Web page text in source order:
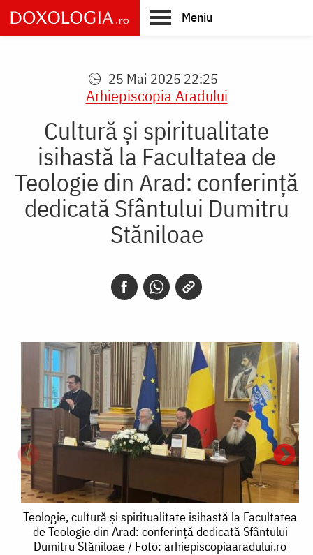
Skip
to
main
Meniu
25 Mai 2025 22:25
Arhiepiscopia Aradului
Cultură și spiritualitate
isihastă la Facultatea de
Teologie din Arad: conferință
dedicată Sfântului Dumitru
Stăniloae
Teologie,
cultură
Teologie, cultură și spiritualitate isihastă la Facultatea
de Teologie din Arad: conferință dedicată Sfântului
Dumitru Stăniloae / Foto: arhiepiscopiaaradului.ro